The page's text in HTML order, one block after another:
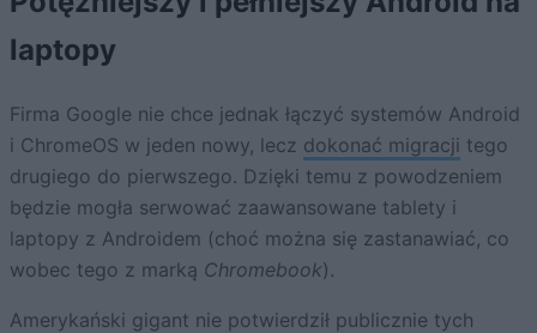
laptopy
Firma Google nie chce jednak łączyć systemów Android
i ChromeOS w jeden nowy, lecz dokonać migracji tego
drugiego do pierwszego. Dzięki temu z powodzeniem
będzie mogła serwować zaawansowane tablety i
laptopy z Androidem (choć można się zastanawiać, co
wobec tego z marką Chromebook).
Amerykański gigant nie potwierdził publicznie tych